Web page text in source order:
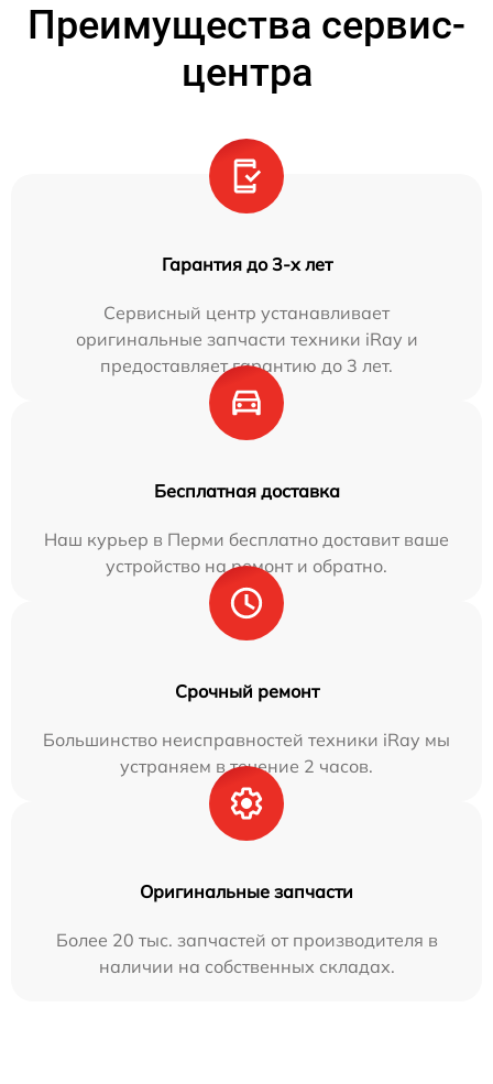
Преимущества сервис-
центра
Гарантия до 3-х лет
Сервисный центр устанавливает
оригинальные запчасти техники iRay и
предоставляет гарантию до 3 лет.
Бесплатная доставка
Наш курьер в Перми бесплатно доставит ваше
устройство на ремонт и обратно.
Срочный ремонт
Большинство неисправностей техники iRay мы
устраняем в течение 2 часов.
Оригинальные запчасти
Более 20 тыс. запчастей от производителя в
наличии на собственных складах.